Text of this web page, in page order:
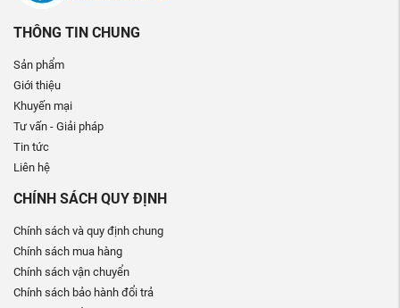
THÔNG TIN CHUNG
Sản phẩm
Giới thiệu
Khuyến mại
Tư vấn - Giải pháp
Tin tức
Liên hệ
CHÍNH SÁCH QUY ĐỊNH
Chính sách và quy định chung
Chính sách mua hàng
Chính sách vận chuyển
Chính sách bảo hành đổi trả